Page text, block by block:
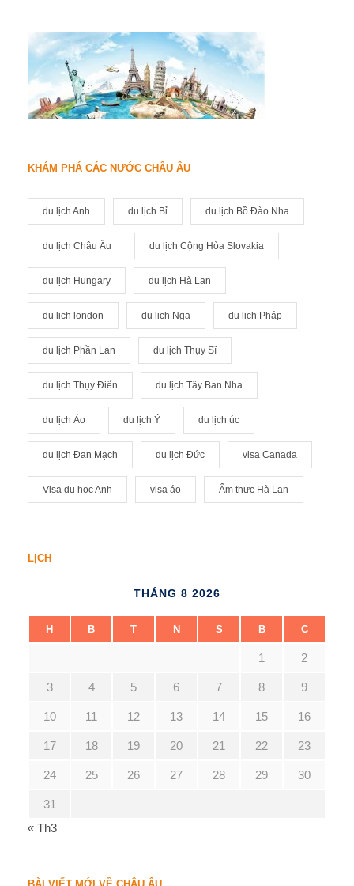
KHÁM PHÁ CÁC NƯỚC CHÂU ÂU
du lịch Anh du lịch Bỉ du lịch Bồ Đào Nha
du lịch Châu Âu du lịch Cộng Hòa Slovakia
du lịch Hungary du lịch Hà Lan
du lịch london du lịch Nga du lịch Pháp
du lịch Phần Lan du lịch Thụy Sĩ
du lịch Thụy Điển du lịch Tây Ban Nha
du lịch Áo du lịch Ý du lịch úc
du lịch Đan Mạch du lịch Đức visa Canada
Visa du học Anh visa áo Ẩm thực Hà Lan
LỊCH
THÁNG 8 2026
H B T N S B C
1 2
3 4 5 6 7 8 9
10 11 12 13 14 15 16
17 18 19 20 21 22 23
24 25 26 27 28 29 30
31
« Th3